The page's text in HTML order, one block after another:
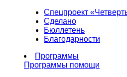
Спецпроект
Сделано
Бюллетень
Благодарности
Программы
Программы помощи